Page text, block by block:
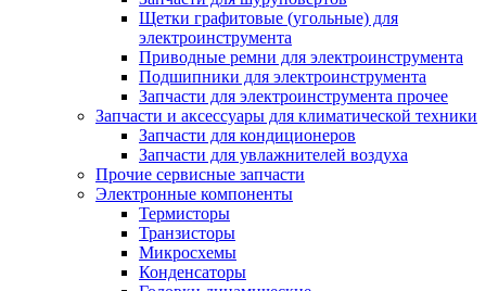
Щетки графитовые (угольные) для
электроинструмента
Приводные ремни для электроинструмента
Подшипники для электроинструмента
Запчасти для электроинструмента прочее
Запчасти и аксессуары для климатической техники
Запчасти для кондиционеров
Запчасти для увлажнителей воздуха
Прочие сервисные запчасти
Электронные компоненты
Термисторы
Транзисторы
Микросхемы
Конденсаторы